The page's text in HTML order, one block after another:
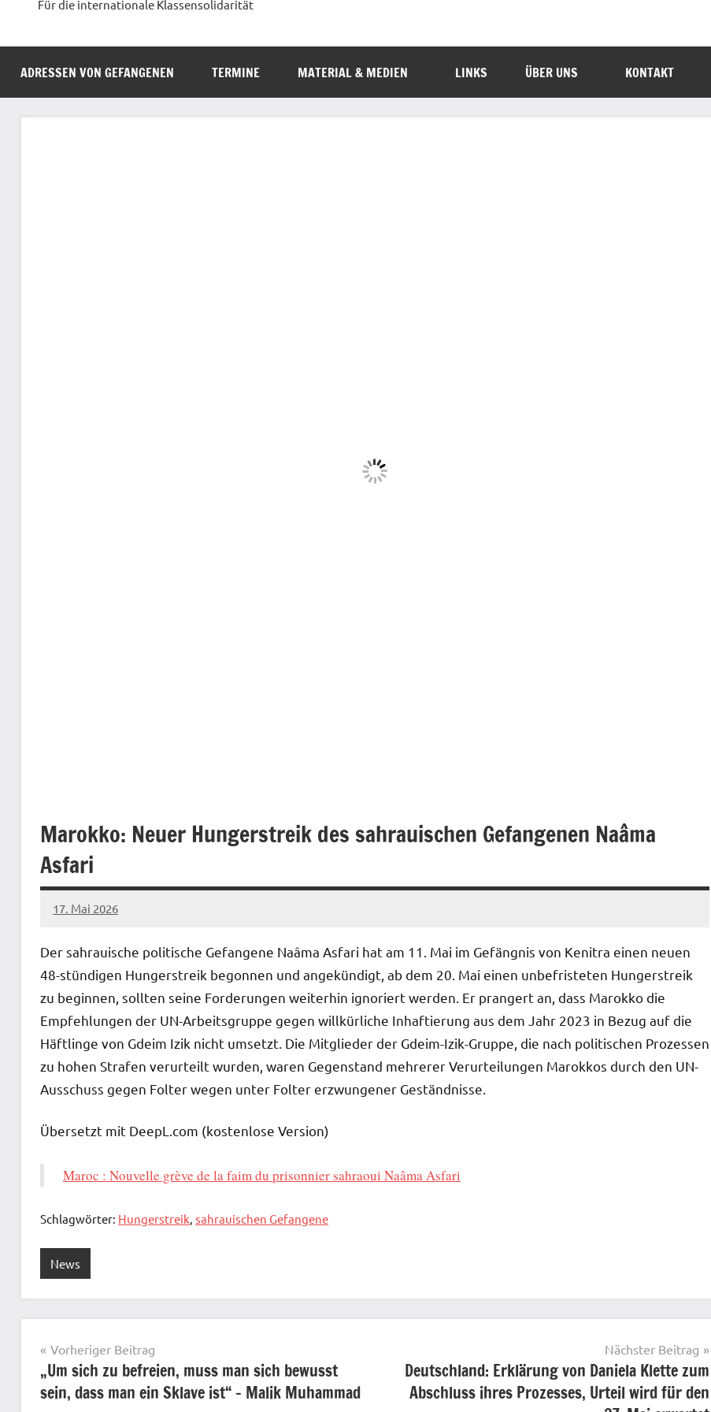
Für die internationale Klassensolidarität
ADRESSEN VON GEFANGENEN TERMINE MATERIAL & MEDIEN LINKS ÜBER UNS KONTAKT
Marokko: Neuer Hungerstreik des sahrauischen Gefangenen Naâma
Asfari
17. Mai 2026
network
Der sahrauische politische Gefangene Naâma Asfari hat am 11. Mai im Gefängnis von Kenitra einen neuen
48-stündigen Hungerstreik begonnen und angekündigt, ab dem 20. Mai einen unbefristeten Hungerstreik
zu beginnen, sollten seine Forderungen weiterhin ignoriert werden. Er prangert an, dass Marokko die
Empfehlungen der UN-Arbeitsgruppe gegen willkürliche Inhaftierung aus dem Jahr 2023 in Bezug auf die
Häftlinge von Gdeim Izik nicht umsetzt. Die Mitglieder der Gdeim-Izik-Gruppe, die nach politischen Prozessen
zu hohen Strafen verurteilt wurden, waren Gegenstand mehrerer Verurteilungen Marokkos durch den UN-
Ausschuss gegen Folter wegen unter Folter erzwungener Geständnisse.
Übersetzt mit DeepL.com (kostenlose Version)
Maroc : Nouvelle grève de la faim du prisonnier sahraoui Naâma Asfari
Schlagwörter: Hungerstreik, sahrauischen Gefangene
News
Beitragsnavigation
Vorheriger Beitrag
„Um sich zu befreien, muss man sich bewusst
sein, dass man ein Sklave ist“ – Malik Muhammad
Nächster Beitrag
Deutschland: Erklärung von Daniela Klette zum
Abschluss ihres Prozesses, Urteil wird für den